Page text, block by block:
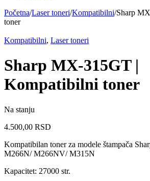
Početna/Laser toneri/Kompatibilni/Sharp
toner
Kompatibilni, Laser toneri
Sharp MX-315GT |
Kompatibilni toner
Na stanju
4.500,00 RSD
Kompatibilan toner za modele štampača
M266N/ M266NV/ M315N
Kapacitet: 27000 str.